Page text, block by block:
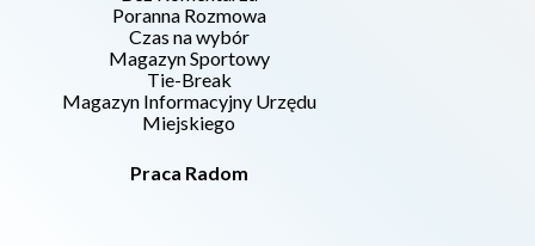
Poranna Rozmowa
Czas na wybór
Magazyn Sportowy
Tie-Break
Magazyn Informacyjny Urzędu
Miejskiego
Praca Radom